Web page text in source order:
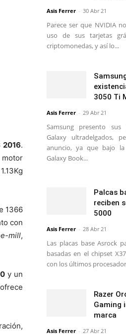
2016.
1366
con
mill,
y un
Asis Ferrer - 30 Abr 21
Parece ser que NVIDIA
uso de sus tarjetas
criptomonedas, y así lo...
3050 Ti
Asis Ferrer - 29 Abr 21
Samsung presento
Galaxy ultradelgados,
anuncio, ya que bajo
Galaxy Book...
Palcas
reciben
5000
Asis Ferrer - 28 Abr 21
Las placas base Asrock
basadas en el chipset
con los últimos
Razer
Gaming
marca
Asis Ferrer - 27 Abr 21